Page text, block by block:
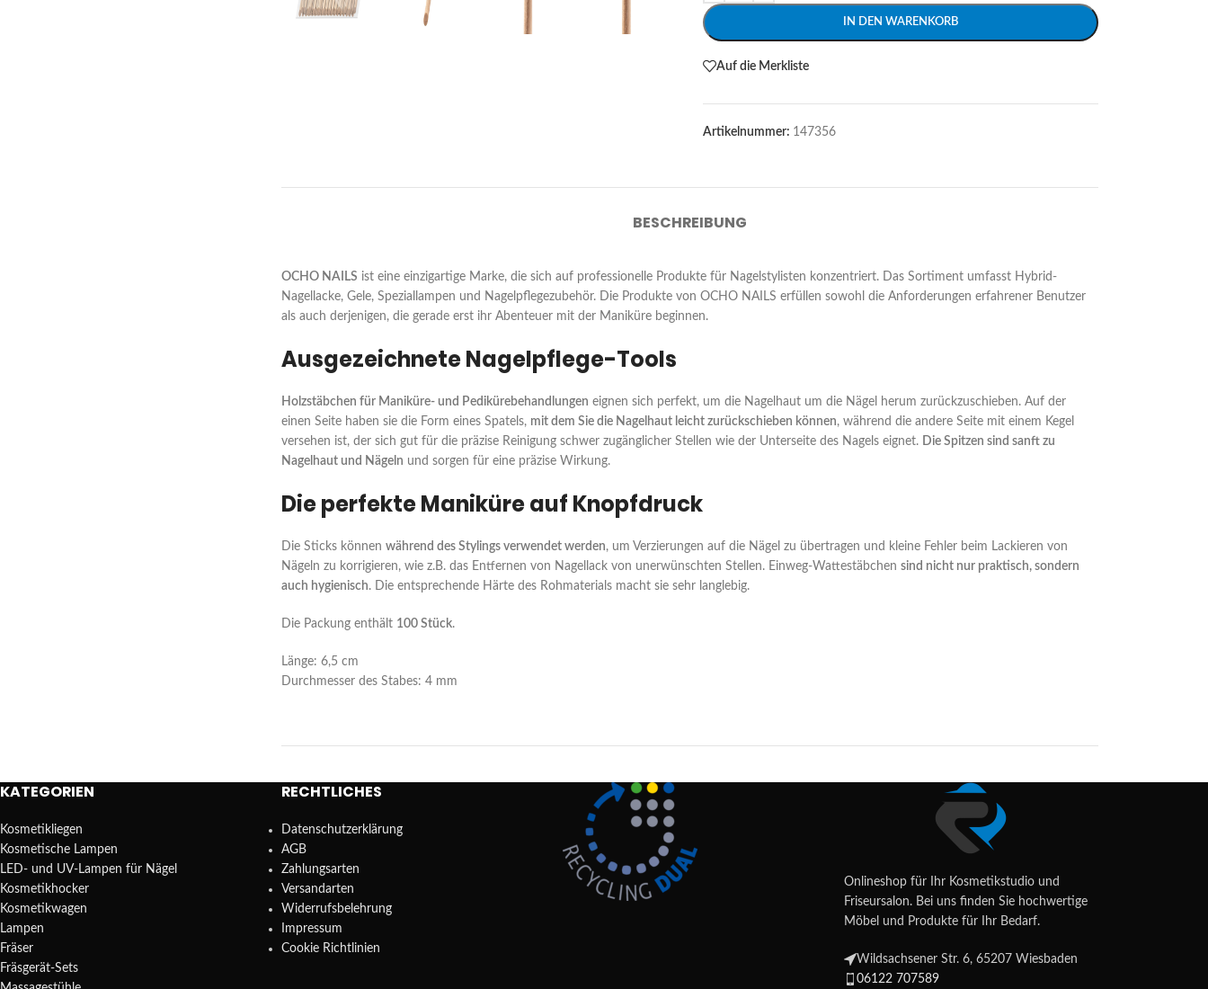
IN DEN WARENKORB
Auf die Merkliste
Artikelnummer: 147356
BESCHREIBUNG
OCHO NAILS ist eine einzigartige Marke, die sich auf professionelle Produkte für Nagelstylisten konzentriert. Das Sortiment umfasst Hybrid-
Nagellacke, Gele, Speziallampen und Nagelpflegezubehör. Die Produkte von OCHO NAILS erfüllen sowohl die Anforderungen erfahrener Benutzer
als auch derjenigen, die gerade erst ihr Abenteuer mit der Maniküre beginnen.
Ausgezeichnete Nagelpflege-Tools
Holzstäbchen für Maniküre- und Pedikürebehandlungen eignen sich perfekt, um die Nagelhaut um die Nägel herum zurückzuschieben. Auf der
einen Seite haben sie die Form eines Spatels, mit dem Sie die Nagelhaut leicht zurückschieben können, während die andere Seite mit einem Kegel
versehen ist, der sich gut für die präzise Reinigung schwer zugänglicher Stellen wie der Unterseite des Nagels eignet. Die Spitzen sind sanft zu
Nagelhaut und Nägeln und sorgen für eine präzise Wirkung.
Die perfekte Maniküre auf Knopfdruck
Die Sticks können während des Stylings verwendet werden, um Verzierungen auf die Nägel zu übertragen und kleine Fehler beim Lackieren von
Nägeln zu korrigieren, wie z.B. das Entfernen von Nagellack von unerwünschten Stellen. Einweg-Wattestäbchen sind nicht nur praktisch, sondern
auch hygienisch. Die entsprechende Härte des Rohmaterials macht sie sehr langlebig.
Die Packung enthält 100 Stück.
Länge: 6,5 cm
Durchmesser des Stabes: 4 mm
KATEGORIEN
Kosmetikliegen
Kosmetische Lampen
LED- und UV-Lampen für Nägel
Kosmetikhocker
Kosmetikwagen
Lampen
Fräser
Fräsgerät-Sets
RECHTLICHES
Datenschutzerklärung
AGB
Zahlungsarten
Versandarten
Widerrufsbelehrung
Impressum
Cookie Richtlinien
Onlineshop für Ihr Kosmetikstudio und
Friseursalon. Bei uns finden Sie hochwertige
Möbel und Produkte für Ihr Bedarf.
Wildsachsener Str. 6, 65207 Wiesbaden
06122 707589